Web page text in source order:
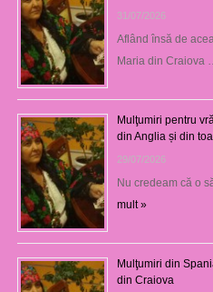
31/07/2026
Aflând însă de
Maria din Craiova …
Mulţumiri pentru
din Anglia și din
29/07/2026
Nu credeam că o
mult »
Mulţumiri din
din Craiova